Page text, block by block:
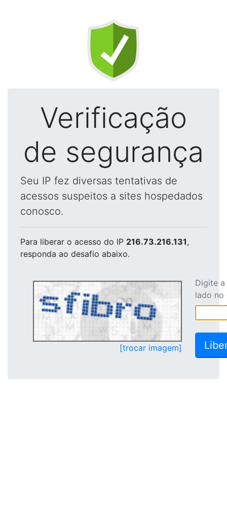
Verificação
de segurança
Seu IP fez diversas tentativas de
acessos suspeitos a sites hospedados
conosco.
Para liberar o acesso do IP 216.73.216.131,
responda ao desafio abaixo.
[trocar imagem]
Digite
lado no